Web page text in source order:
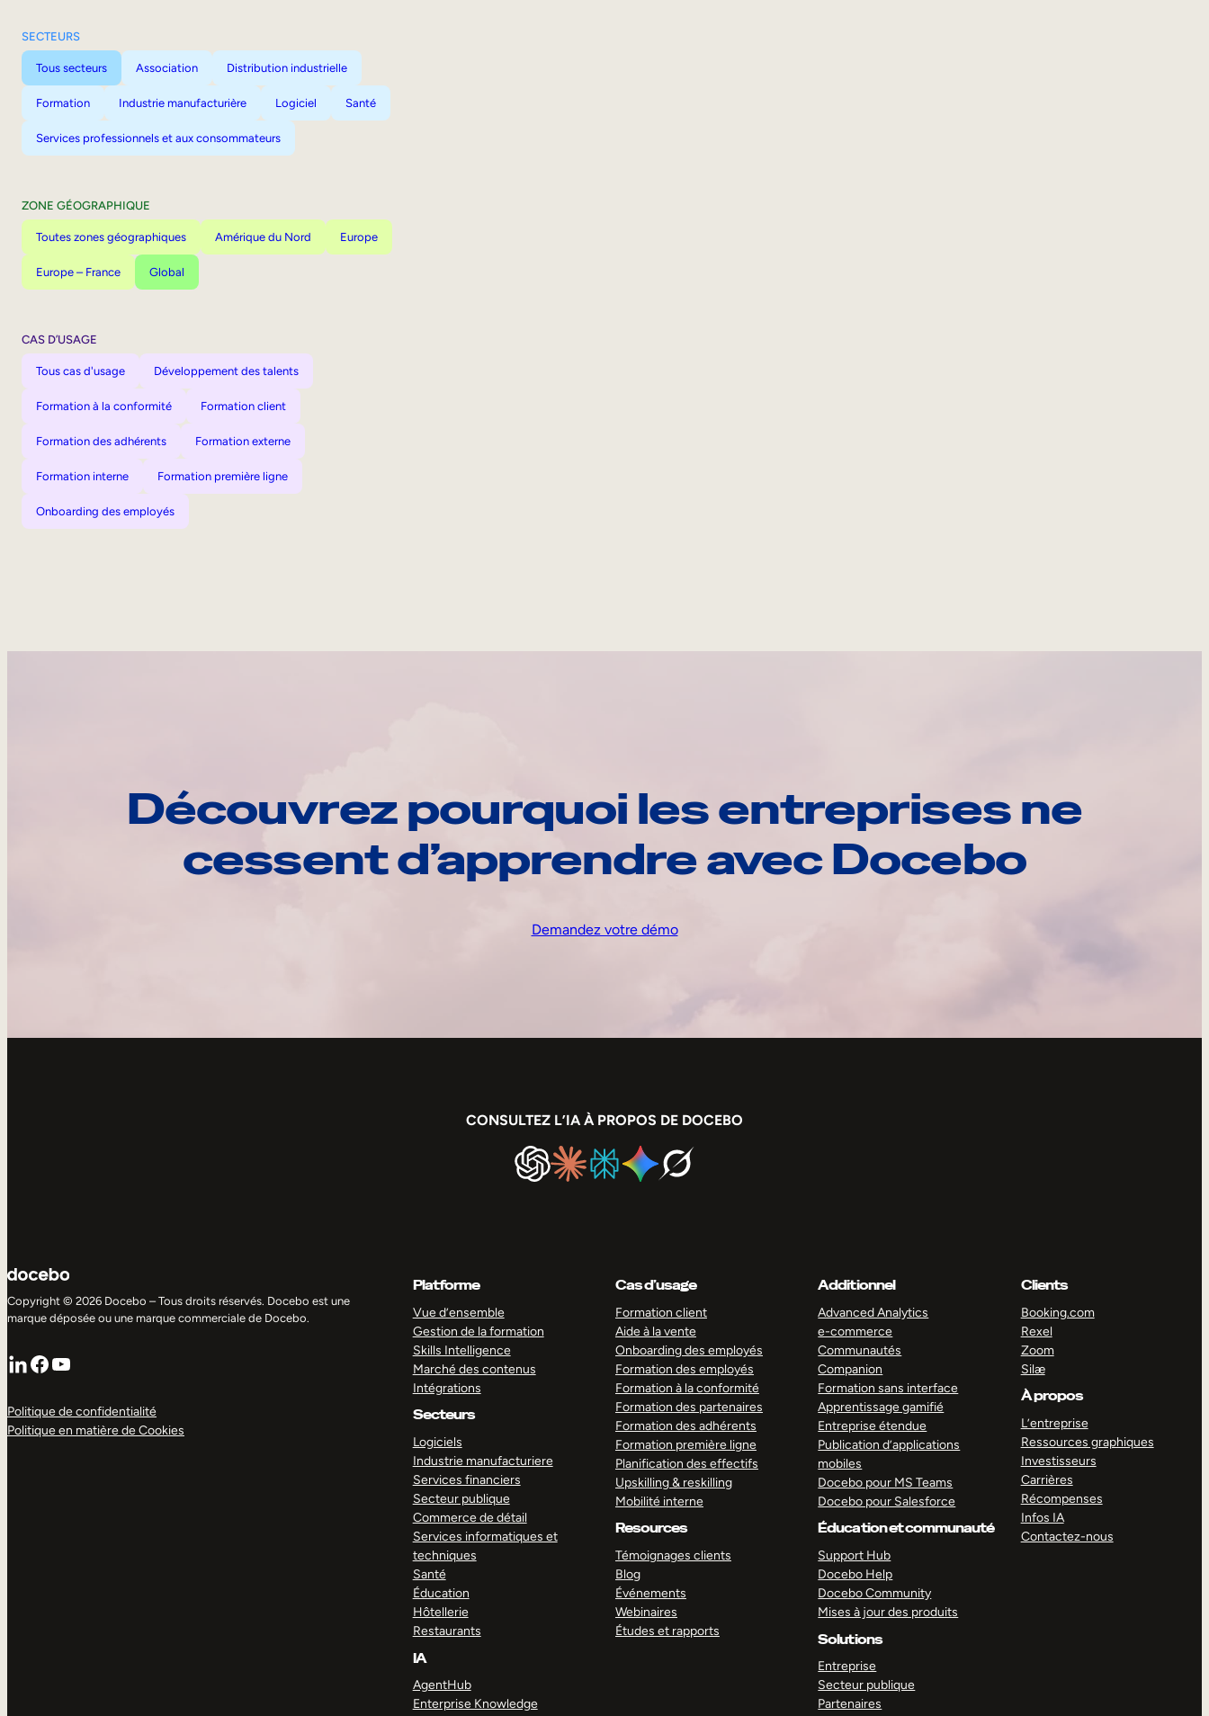
SECTEURS
Tous secteurs Association Distribution industrielle
Formation Industrie manufacturière Logiciel Santé
Services professionnels et aux consommateurs
ZONE GÉOGRAPHIQUE
Toutes zones géographiques Amérique du Nord Europe
Europe – France Global
CAS D’USAGE
Tous cas d'usage Développement des talents
Formation à la conformité Formation client
Formation des adhérents Formation externe
Formation interne Formation première ligne
Onboarding des employés
Découvrez pourquoi les entreprises ne
cessent d’apprendre avec Docebo
Demandez votre démo
CONSULTEZ L’IA À PROPOS DE DOCEBO
Copyright © 2026 Docebo – Tous droits réservés. Docebo est une
marque déposée ou une marque commerciale de Docebo.
LinkedIn
Facebook
YouTube
Politique de confidentialité
Politique en matière de Cookies
Platforme
Vue d’ensemble
Gestion de la formation
Skills Intelligence
Marché des contenus
Intégrations
Secteurs
Logiciels
Industrie manufacturiere
Services financiers
Secteur publique
Commerce de détail
Services informatiques et
techniques
Santé
Éducation
Hôtellerie
Restaurants
IA
AgentHub
Enterprise Knowledge
Cas d’usage
Formation client
Aide à la vente
Onboarding des employés
Formation des employés
Formation à la conformité
Formation des partenaires
Formation des adhérents
Formation première ligne
Planification des effectifs
Upskilling & reskilling
Mobilité interne
Resources
Témoignages clients
Blog
Événements
Webinaires
Études et rapports
Additionnel
Advanced Analytics
e-commerce
Communautés
Companion
Formation sans interface
Apprentissage gamifié
Entreprise étendue
Publication d’applications
mobiles
Docebo pour MS Teams
Docebo pour Salesforce
Éducation et communauté
Support Hub
Docebo Help
Docebo Community
Mises à jour des produits
Solutions
Entreprise
Secteur publique
Partenaires
Clients
Booking.com
Rexel
Zoom
Silæ
À propos
L’entreprise
Ressources graphiques
Investisseurs
Carrières
Récompenses
Infos IA
Contactez-nous